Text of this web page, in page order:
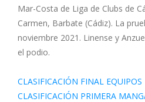
Mar-Costa de Liga de Clubs de
Carmen, Barbate (Cádiz). La
noviembre 2021. Linense y
el podio.
CLASIFICACIÓN FINAL EQUIPOS
CLASIFICACIÓN PRIMERA